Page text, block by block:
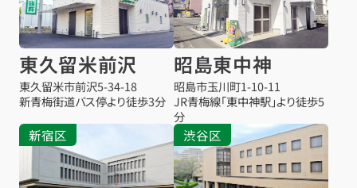
東久留米前沢
東久留米市前沢5-34-18
新青梅街道バス停より徒歩3分
昭島東中神
昭島市玉川町1-10-11
JR青梅線「東中神駅」より徒歩5
分
新宿区 渋谷区